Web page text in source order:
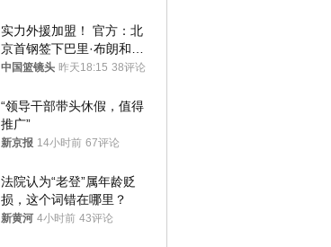
实力外援加盟！ 官方：北
京首钢签下巴里·布朗和桑
普森
中国篮镜头 昨天18:15 38评论
“领导干部带头休假，值得
推广”
新京报 14小时前 67评论
法院认为“老登”属年龄贬
损，这个词错在哪里？
新黄河 4小时前 43评论